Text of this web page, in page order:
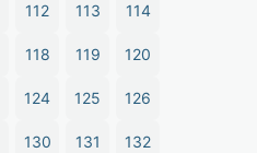
112 113 114
118 119 120
124 125 126
130 131 132